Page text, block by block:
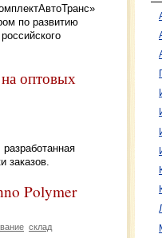
по развитию
оптовых
заказов.
Polymer
склад